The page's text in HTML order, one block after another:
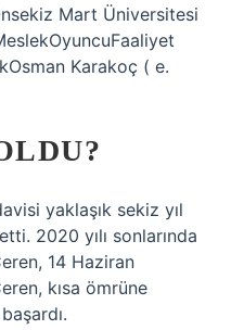
Mart Üniversitesi
Karakoç ( e.
yaklaşık sekiz yıl
2020 yılı sonlarında
14 Haziran
kısa ömrüne